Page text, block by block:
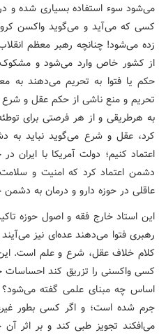
می‌شود سوء استفاده بسیاری شده و
کسی که می‌آید و می‌گوید واکسن
زده می‌شود! چنانچه رهبر معظم
از کشور خاص وارد می‌شود و
حکم یا فتوا به تحریم می‌دهند به
تحریم و منع ناشی از حکم عقل و
به هرطریقی و از هر فرصتی برای
کرد، عقل و شرع می‌گوید نباید
اعتماد کنیم؛ دولت آمریکا با
دشمن اعتماد کرد که امنیت و سلامت
عاقلی در حوزه دارو و درمان به
این استاد خارج فقه و اصول حوزه
رهبری فتوا می‌دهند عده‌ای نیز
کلام خلاف عقل، شرع و علم است.
کسی واکسنی را تزریق کند احساسات
اساس چه مبنای علمی گفته
جرم شده است؛ و اگر کسی بطور
می‌افکند تجویز طبی کند و بر اثر